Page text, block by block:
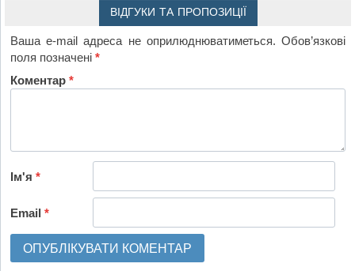
ВІДГУКИ ТА ПРОПОЗИЦІЇ
Ваша e-mail адреса не оприлюднюватиметься. Обов’язкові
поля позначені*
Коментар*
Ім'я*
Email*